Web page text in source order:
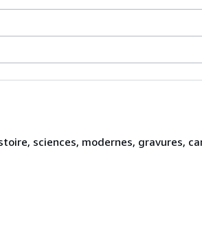
sciences, modernes, gravures,